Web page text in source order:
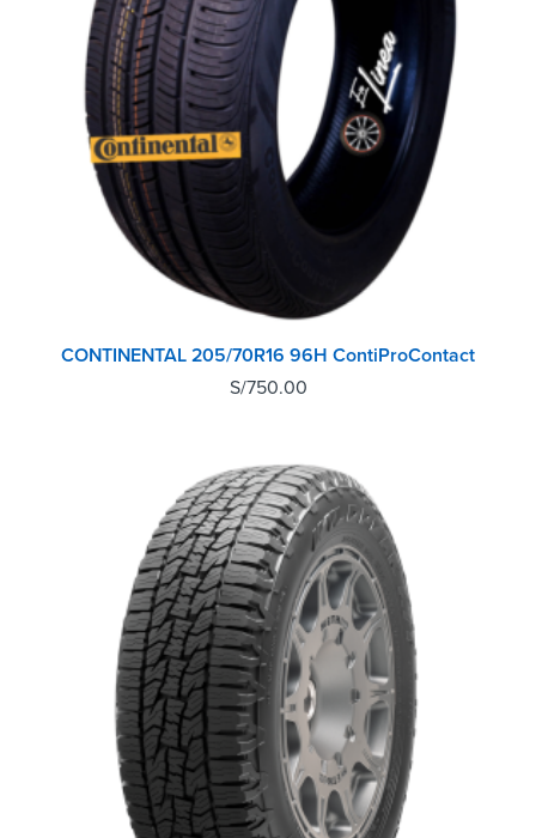
CONTINENTAL 205/70R16 96H ContiProContact
S/750.00